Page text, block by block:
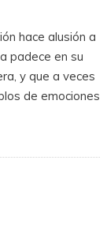
hace alusión a
padece en su
y que a veces
de emociones